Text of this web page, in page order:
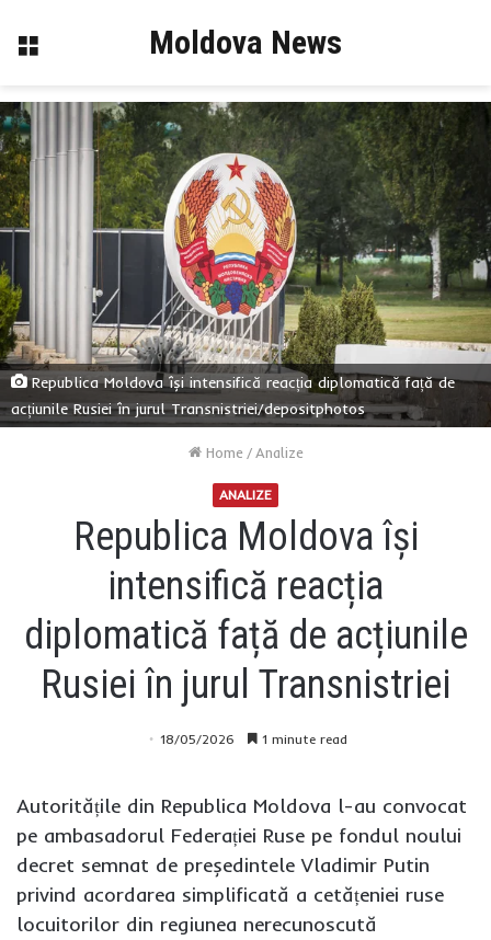
Menu Moldova News
Republica Moldova își intensifică reacția diplomatică față de
acțiunile Rusiei în jurul Transnistriei/depositphotos
Home / Analize
ANALIZE
Republica Moldova își
intensifică reacția
diplomatică față de acțiunile
Rusiei în jurul Transnistriei
18/05/2026 1 minute read
Autoritățile din Republica Moldova l-au convocat
pe ambasadorul Federației Ruse pe fondul noului
decret semnat de președintele Vladimir Putin
privind acordarea simplificată a cetățeniei ruse
locuitorilor din regiunea nerecunoscută